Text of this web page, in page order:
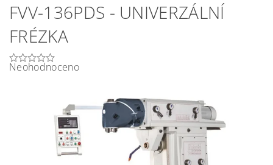
FVV-136PDS - UNIVERZÁLNÍ
FRÉZKA
Neohodnoceno